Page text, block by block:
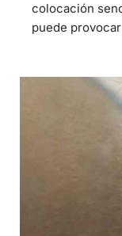
colocación
puede